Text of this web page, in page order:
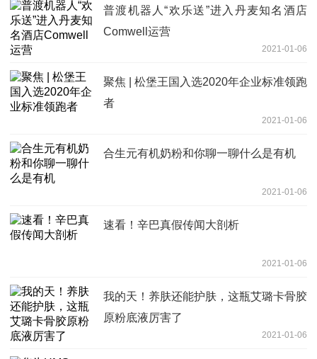
普渡机器人“欢乐送”进入丹麦知名酒店
Comwell运营
2021-01-06
聚焦 | 松堡王国入选2020年企业标准领跑
者
2021-01-06
合生元有机奶粉和你聊一聊什么是有机
2021-01-06
速看！辛巴真假传闻大剖析
2021-01-06
我的天！养肤还能护肤，这瓶艾璐卡骨胶
原粉底液厉害了
2021-01-06